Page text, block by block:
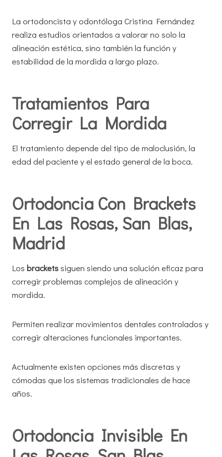
La ortodoncista y odontóloga Cristina Fernández
realiza estudios orientados a valorar no solo la
alineación estética, sino también la función y
estabilidad de la mordida a largo plazo.
Tratamientos Para
Corregir La Mordida
El tratamiento depende del tipo de maloclusión, la
edad del paciente y el estado general de la boca.
Ortodoncia Con Brackets
En Las Rosas, San Blas,
Madrid
Los bracketssiguen siendo una solución eficaz para
corregir problemas complejos de alineación y
mordida.
Permiten realizar movimientos dentales controlados y
corregir alteraciones funcionales importantes.
Actualmente existen opciones más discretas y
cómodas que los sistemas tradicionales de hace
años.
Ortodoncia Invisible En